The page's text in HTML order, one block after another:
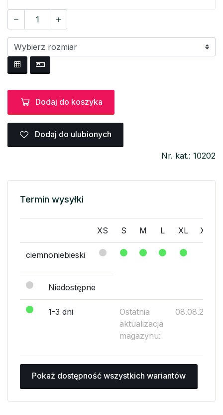
Dodaj do koszyka
Dodaj do ulubionych
Nr. kat.: 10202
Termin wysyłki
XS S M L XL XXL
ciemnoniebieski
Niedostępne
1-3 dni
Ostatnia
aktualizacja
magazynu:
08.08.2026
Pokaż dostępność wszystkich wariantów